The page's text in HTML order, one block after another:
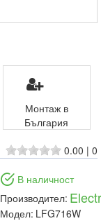
0.00 | 0
В наличност
Производител:
Модел: LFG716W
Монтаж в
България